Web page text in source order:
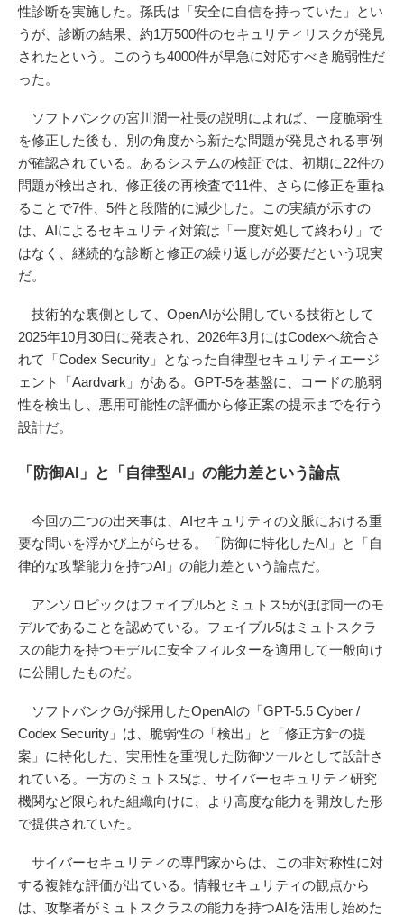
性診断を実施した。孫氏は「安全に自信を持っていた」とい
うが、診断の結果、約1万500件のセキュリティリスクが発見
されたという。このうち4000件が早急に対応すべき脆弱性だ
った。
ソフトバンクの宮川潤一社長の説明によれば、一度脆弱性
を修正した後も、別の角度から新たな問題が発見される事例
が確認されている。あるシステムの検証では、初期に22件の
問題が検出され、修正後の再検査で11件、さらに修正を重ね
ることで7件、5件と段階的に減少した。この実績が示すの
は、AIによるセキュリティ対策は「一度対処して終わり」で
はなく、継続的な診断と修正の繰り返しが必要だという現実
だ。
技術的な裏側として、OpenAIが公開している技術として
2025年10月30日に発表され、2026年3月にはCodexへ統合さ
れて「Codex Security」となった自律型セキュリティエージ
ェント「Aardvark」がある。GPT-5を基盤に、コードの脆弱
性を検出し、悪用可能性の評価から修正案の提示までを行う
設計だ。
「防御AI」と「自律型AI」の能力差という論点
今回の二つの出来事は、AIセキュリティの文脈における重
要な問いを浮かび上がらせる。「防御に特化したAI」と「自
律的な攻撃能力を持つAI」の能力差という論点だ。
アンソロピックはフェイブル5とミュトス5がほぼ同一のモ
デルであることを認めている。フェイブル5はミュトスクラ
スの能力を持つモデルに安全フィルターを適用して一般向け
に公開したものだ。
ソフトバンクGが採用したOpenAIの「GPT-5.5 Cyber /
Codex Security」は、脆弱性の「検出」と「修正方針の提
案」に特化した、実用性を重視した防御ツールとして設計さ
れている。一方のミュトス5は、サイバーセキュリティ研究
機関など限られた組織向けに、より高度な能力を開放した形
で提供されていた。
サイバーセキュリティの専門家からは、この非対称性に対
する複雑な評価が出ている。情報セキュリティの観点から
は、攻撃者がミュトスクラスの能力を持つAIを活用し始めた